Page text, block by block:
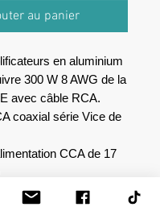
au panier
en aluminium
300 W 8 AWG de la
avec câble RCA.
coaxial série Vice de
CCA de 17
mise à la terre 3 pi 8